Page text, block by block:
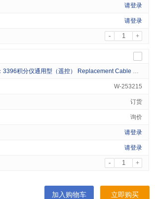
请登录
请登录
- +
仪通用型（遥控） Replacement Cable Discontinue When Stock is Depleted HP3396 Intg Remote Start 1/pk
W-253215
订货
询价
请登录
请登录
- +
加入购物车 立即购买